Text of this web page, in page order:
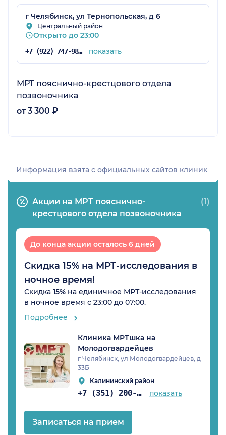
г Челябинск, ул Тернопольская, д 6
Центральный район
Открыто до 23:00
+7 (922) 747-98-45 показать
МРТ пояснично-крестцового отдела
позвоночника
от 3 300 ₽
Акции на МРТ пояснично-
крестцового отдела позвоночника
(1)
До конца акции осталось 6 дней
Скидка 15% на МРТ-исследования в
ночное время!
Скидка 15% на единичное МРТ-исследования
в ночное время с 23:00 до 07:00.
Подробнее
Клиника МРТшка на
Молодогвардейцев
г Челябинск, ул Молодогвардейцев, д
33Б
Калининский район
+7 (351) 200-51-64 показать
Записаться на прием
Информация взята c официальных сайтов клиник